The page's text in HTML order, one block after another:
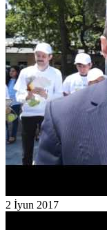
2 İyun 2017